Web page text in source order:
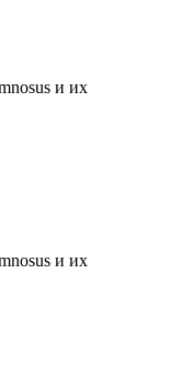
и их
и их